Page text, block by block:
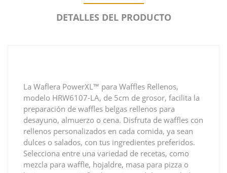
DETALLES DEL PRODUCTO
La Waflera PowerXL™ para Waffles Rellenos,
modelo HRW6107-LA, de 5cm de grosor, facilita la
preparación de waffles belgas rellenos para
desayuno, almuerzo o cena. Disfruta de waffles con
rellenos personalizados en cada comida, ya sean
dulces o salados, con tus ingredientes preferidos.
Selecciona entre una variedad de recetas, como
mezcla para waffle, hojaldre, masa para pizza o